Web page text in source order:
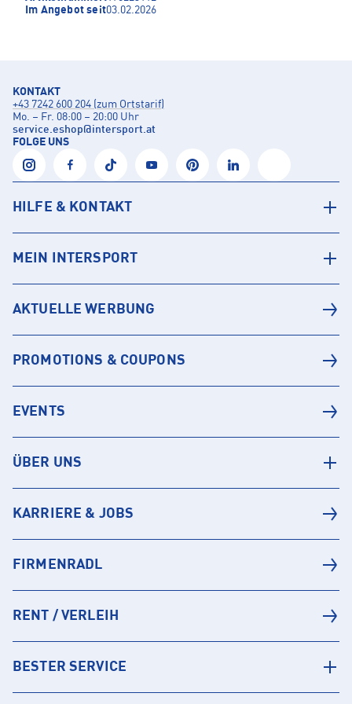
Im Angebot seit03.02.2026
KONTAKT
+43 7242 600 204 (zum Ortstarif)
Mo. – Fr. 08:00 – 20:00 Uhr
service.eshop@intersport.at
FOLGE UNS
HILFE & KONTAKT
MEIN INTERSPORT
AKTUELLE WERBUNG
PROMOTIONS & COUPONS
EVENTS
ÜBER UNS
KARRIERE & JOBS
FIRMENRADL
RENT / VERLEIH
BESTER SERVICE